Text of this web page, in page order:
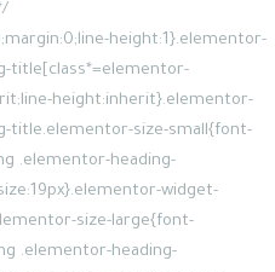
height:1}.elementor-
title[class*=elementor-
height:inherit}.elementor-
title.elementor-size-small{font-
.elementor-heading-
widget-
size-large{font-
.elementor-heading-